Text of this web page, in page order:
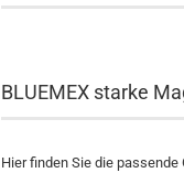
BLUEMEX starke
Hier finden Sie die passende